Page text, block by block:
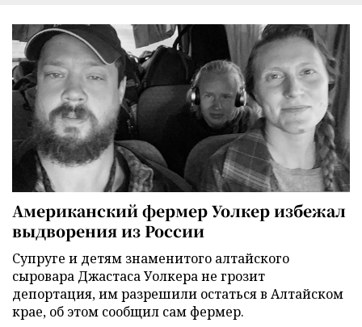
Американский фермер Уолкер избежал
выдворения из России
Супруге и детям знаменитого алтайского
сыровара Джастаса Уолкера не грозит
депортация, им разрешили остаться в Алтайском
крае, об этом сообщил сам фермер.